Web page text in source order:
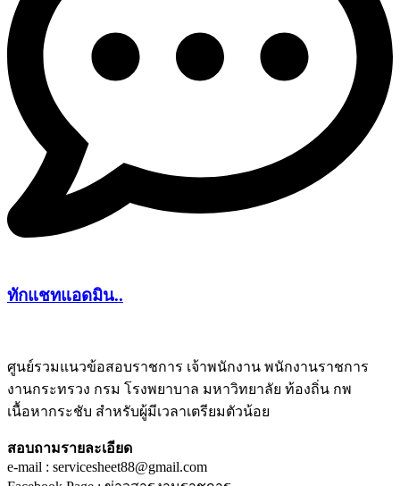
ทักแชทแอดมิน..
ศูนย์รวมแนวข้อสอบราชการ เจ้าพนักงาน พนักงานราชการ
งานกระทรวง กรม โรงพยาบาล มหาวิทยาลัย ท้องถิ่น กพ
เนื้อหากระชับ สำหรับผู้มีเวลาเตรียมตัวน้อย
สอบถามรายละเอียด
e-mail : servicesheet88@gmail.com